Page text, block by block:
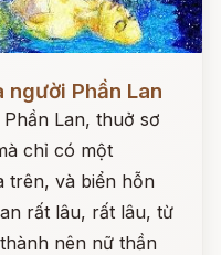
Phần Lan
Lan, thuở sơ
chỉ có một
trên, và biển hỗn
rất lâu, rất lâu, từ
nên nữ thần